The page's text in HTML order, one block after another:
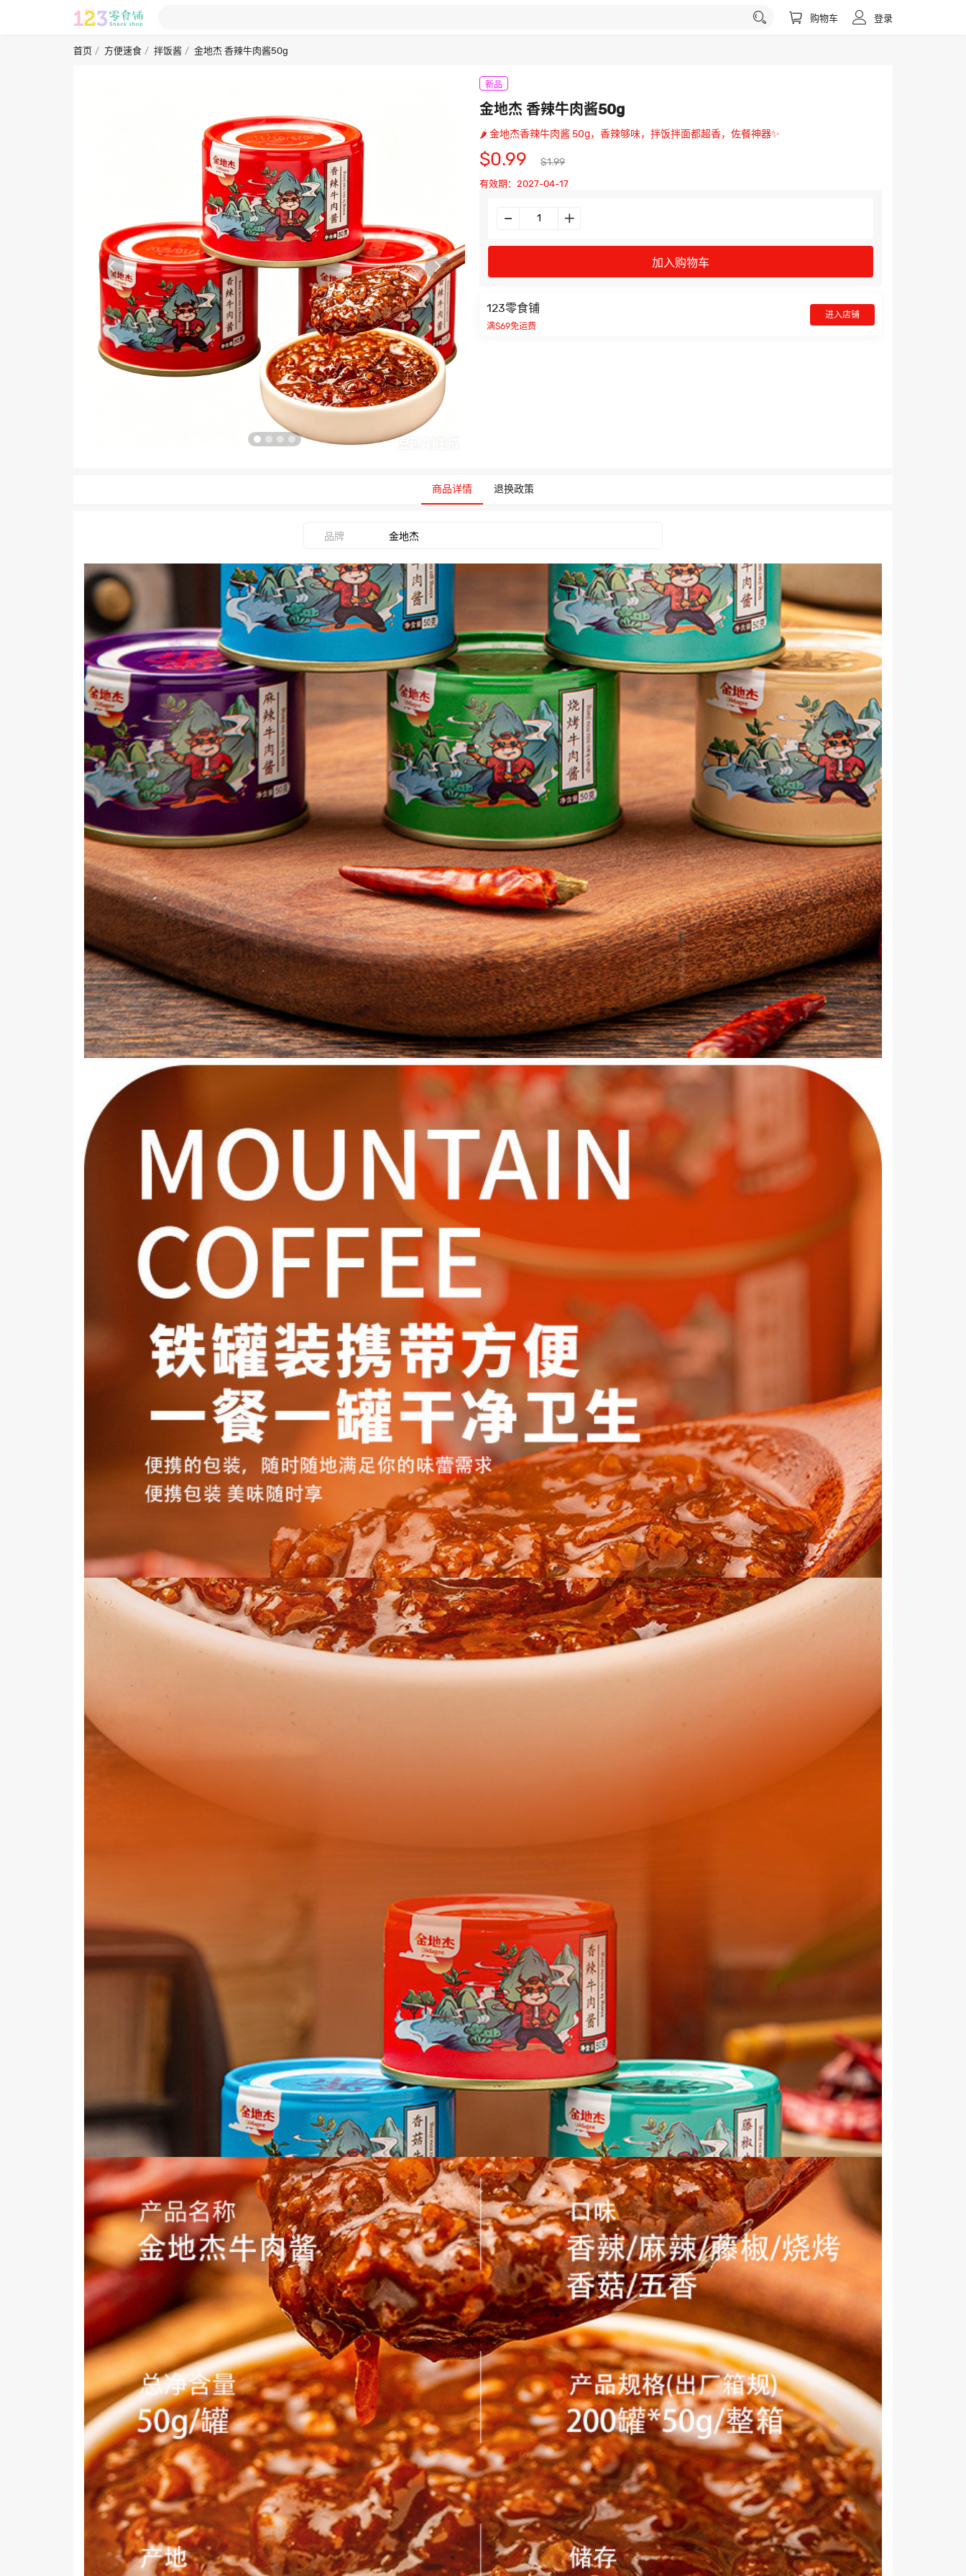
购物车 登录
首页 方便速食 拌饭酱 金地杰 香辣牛肉酱50g
 
新品
金地杰 香辣牛肉酱50g
🌶️ 金地杰香辣牛肉酱 50g，香辣够味，拌饭拌面都超香，佐餐神器✨
$0.99 $1.99
有效期：2027-04-17
加入购物车
123零食铺
满$69免运费
进入店铺
商品详情 退换政策
品牌 金地杰